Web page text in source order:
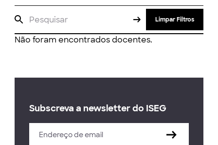
Limpar Filtros
Não foram encontrados docentes.
Subscreva a newsletter do ISEG